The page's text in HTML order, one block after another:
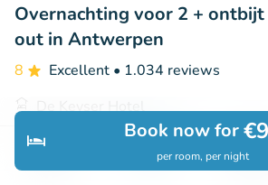
Search
Book now for
per room, per night
Overnachting voor 2 + ontbijt
out in Antwerpen
8 Excellent • 1.034 reviews
De Keyser Hotel
Antwerpen (26km)
Sold: 83